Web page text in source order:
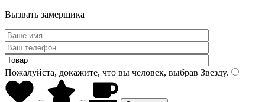
Вызвать замерщика
Пожалуйста, докажите, что вы человек, выбрав Звезду.